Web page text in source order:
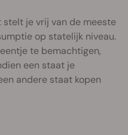
je vrij van de meeste
op statelijk niveau.
te bemachtigen,
een staat je
andere staat kopen